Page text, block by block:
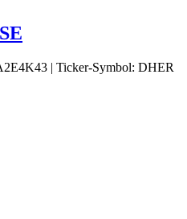
| Ticker-Symbol: DHER